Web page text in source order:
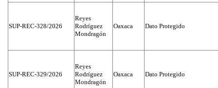
SUP-REC-328/2026
Reyes
Rodríguez
Mondragón
Oaxaca Dato Protegido
SUP-REC-329/2026
Reyes
Rodríguez
Mondragón
Oaxaca Dato Protegido